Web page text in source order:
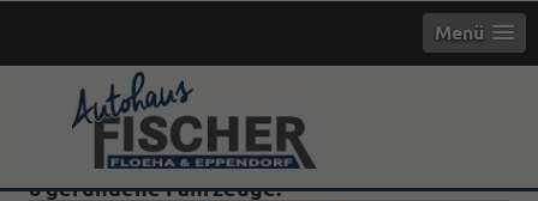
Menü
6 gefundene Fahrzeuge: